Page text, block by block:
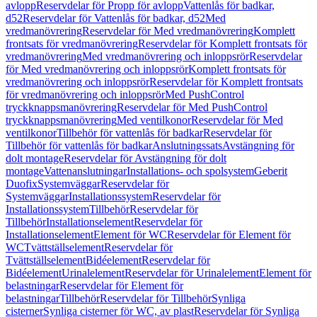
avloppReservdelar för Propp för avloppVattenlås för badkar,
d52Reservdelar för Vattenlås för badkar, d52Med
vredmanövreringReservdelar för Med vredmanövreringKomplett
frontsats för vredmanövreringReservdelar för Komplett frontsats för
vredmanövreringMed vredmanövrering och inloppsrörReservdelar
för Med vredmanövrering och inloppsrörKomplett frontsats för
vredmanövrering och inloppsrörReservdelar för Komplett frontsats
för vredmanövrering och inloppsrörMed PushControl
tryckknappsmanövreringReservdelar för Med PushControl
tryckknappsmanövreringMed ventilkonorReservdelar för Med
ventilkonorTillbehör för vattenlås för badkarReservdelar för
Tillbehör för vattenlås för badkarAnslutningssatsAvstängning för
dolt montageReservdelar för Avstängning för dolt
montageVattenanslutningarInstallations- och spolsystemGeberit
DuofixSystemväggarReservdelar för
SystemväggarInstallationssystemReservdelar för
InstallationssystemTillbehörReservdelar för
TillbehörInstallationselementReservdelar för
InstallationselementElement för WCReservdelar för Element för
WCTvättställselementReservdelar för
TvättställselementBidéelementReservdelar för
BidéelementUrinalelementReservdelar för UrinalelementElement för
belastningarReservdelar för Element för
belastningarTillbehörReservdelar för TillbehörSynliga
cisternerSynliga cisterner för WC, av plastReservdelar för Synliga